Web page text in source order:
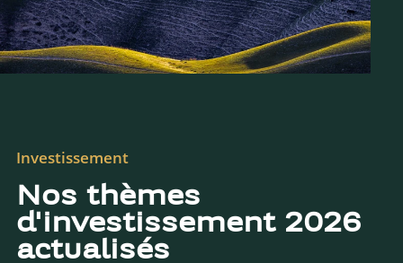
Investissement
Nos thèmes
d'investissement 2026
actualisés